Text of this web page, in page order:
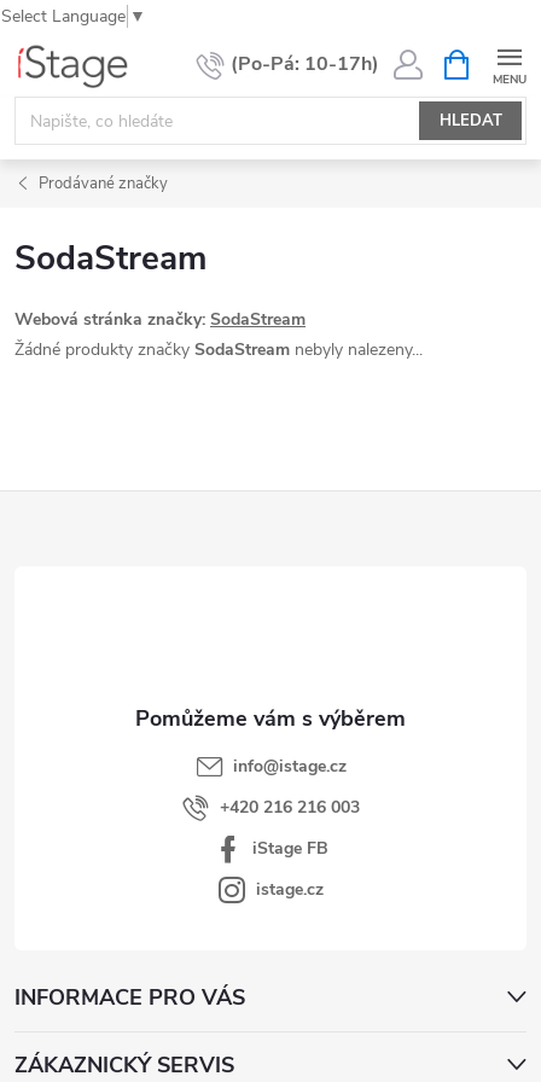
Select Language ▼
Přejít
obsah
HLEDAT
NÁKUPNÍ
KOŠÍK
Prodávané značky
SodaStream
Webová stránka značky: SodaStream
Žádné produkty značky SodaStream nebyly nalezeny...
info@istage.cz
+420 216 216 003
iStage FB
istage.cz
INFORMACE PRO VÁS
ZÁKAZNICKÝ SERVIS